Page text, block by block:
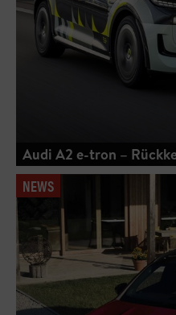
Audi A2 e-tron –
NEWS